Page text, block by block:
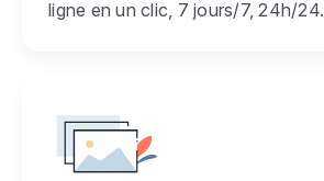
ligne en un clic, 7 jours/7, 24h/24.